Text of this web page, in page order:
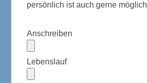
persönlich ist auch gerne möglich
Anschreiben
Lebenslauf